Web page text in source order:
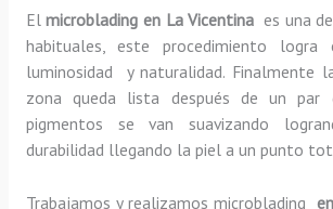
Elmicroblading en La Vicentina es una
habituales, este procedimiento logra
luminosidad y naturalidad. Finalmente
zona queda lista después de un par
pigmentos se van suavizando
durabilidad llegando la piel a un punto
Trabajamos y realizamos microblading